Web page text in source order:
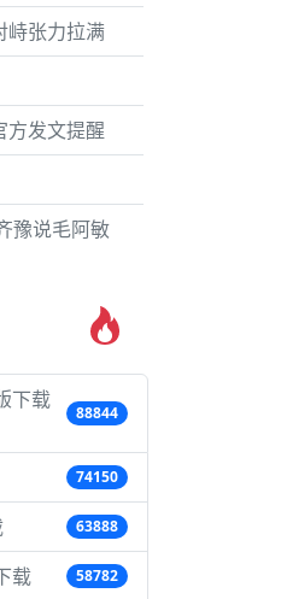
峙张力拉满
方发文提醒
豫说毛阿敏
下载
88844
74150
63888
载 58782